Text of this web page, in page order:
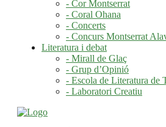
- Cor Montserrat
- Coral Ohana
- Concerts
- Concurs Montserrat
Literatura i debat
- Mirall de Glaç
- Grup d’Opinió
- Escola de Literatura de
- Laboratori Creatiu